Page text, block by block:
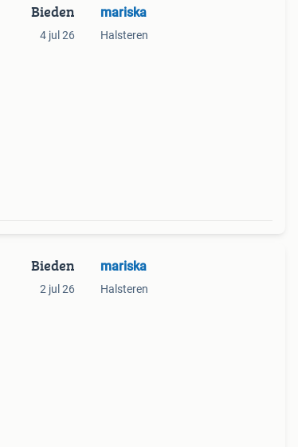
Bieden
4 jul 26
mariska
Halsteren
Bieden
2 jul 26
mariska
Halsteren